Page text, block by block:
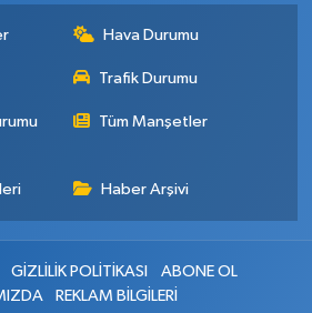
Hava Durumu
Trafik Durumu
Tüm Manşetler
Haber Arşivi
GİZLİLİK POLİTİKASI
ABONE OL
REKLAM BİLGİLERİ